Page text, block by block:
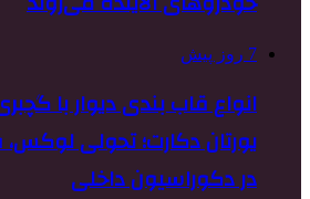
7 روز پیش
انواع قاب بندی دیوار با
یورتان دکارت؛ تحولی
در دکوراسیون داخلی